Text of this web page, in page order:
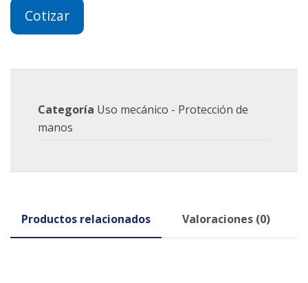
Cotizar
Categoría Uso mecánico - Protección de
manos
Productos relacionados Valoraciones (0)